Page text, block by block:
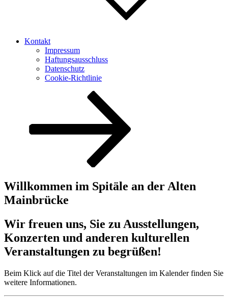
Kontakt
Impressum
Haftungsausschluss
Datenschutz
Cookie-Richtlinie
Willkommen im Spitäle an der Alten
Mainbrücke
Wir freuen uns, Sie zu Ausstellungen,
Konzerten und anderen kulturellen
Veranstaltungen zu begrüßen!
Beim Klick auf die Titel der Veranstaltungen im Kalender finden Sie
weitere Informationen.